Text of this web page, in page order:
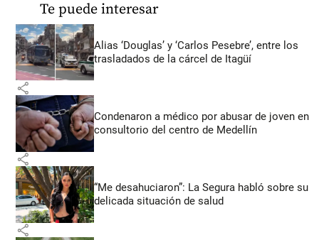
Te puede interesar
Alias ‘Douglas’ y ‘Carlos Pesebre’, entre los
trasladados de la cárcel de Itagüí
share
Condenaron a médico por abusar de joven en
consultorio del centro de Medellín
share
“Me desahuciaron”: La Segura habló sobre su
delicada situación de salud
share